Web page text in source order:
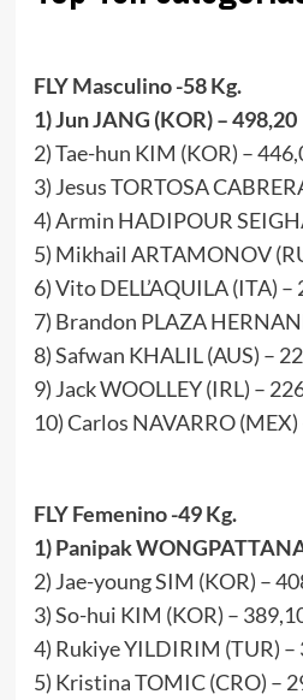
FLY Masculino -58 Kg.
1) Jun JANG (KOR) – 498,20
2) Tae-hun KIM (KOR) –
3) Jesus TORTOSA
4) Armin HADIPOUR
5) Mikhail ARTAMONOV
6) Vito DELL’AQUILA (ITA) –
7) Brandon PLAZA
8) Safwan KHALIL (AUS) –
9) Jack WOOLLEY (IRL) –
10) Carlos NAVARRO
FLY Femenino -49 Kg.
1) Panipak
2) Jae-young SIM (KOR) –
3) So-hui KIM (KOR) –
4) Rukiye YILDIRIM (TUR) –
5) Kristina TOMIC (CRO) –